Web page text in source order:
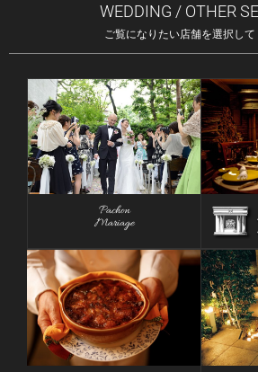
WEDDING / OTHER
ご覧になりたい店舗を選択し
Pachon
Mariage